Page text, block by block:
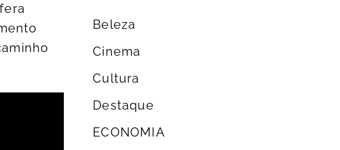
Beleza
Cinema
Cultura
Destaque
ECONOMIA